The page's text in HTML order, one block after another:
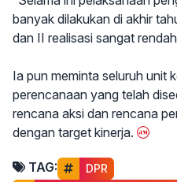
banyak dilakukan di akhir
dan II realisasi sangat
Ia pun meminta seluruh unit
perencanaan yang telah
rencana aksi dan rencana
dengan target kinerja.
TAG: DPR